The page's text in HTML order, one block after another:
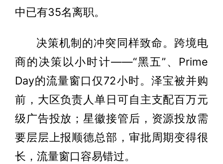
中已有35名离职。
决策机制的冲突同样致命。跨境电
商的决策以小时计——“黑五”、Prime
Day的流量窗口仅72小时。泽宝被并购
前，大区负责人单日可自主支配百万元
级广告投放；星徽接管后，资源投放需
要层层上报顺德总部，审批周期变得很
长，流量窗口容易错过。